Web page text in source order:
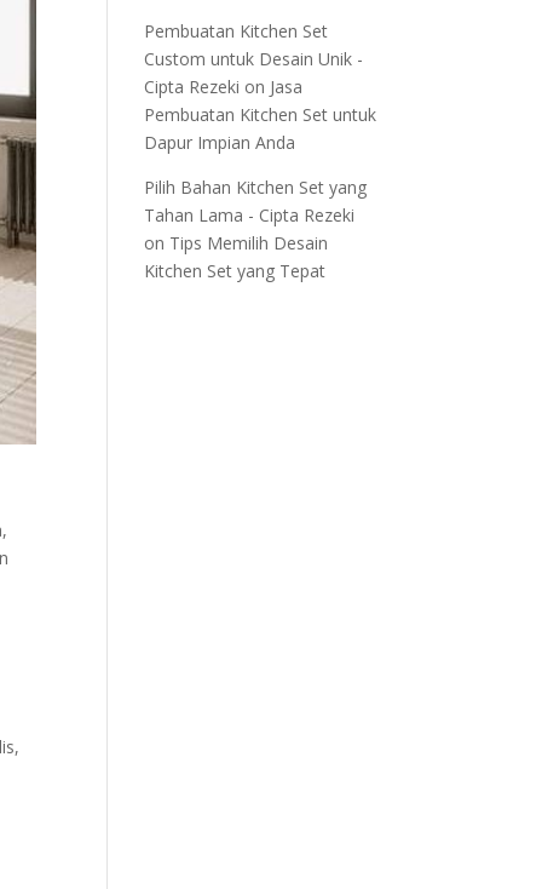
Pembuatan Kitchen Set
Custom untuk Desain Unik -
Cipta Rezeki on Jasa
Pembuatan Kitchen Set untuk
Dapur Impian Anda
Pilih Bahan Kitchen Set yang
Tahan Lama - Cipta Rezeki
on Tips Memilih Desain
Kitchen Set yang Tepat